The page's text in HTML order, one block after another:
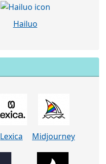
Hailuo
Lexica Midjourney